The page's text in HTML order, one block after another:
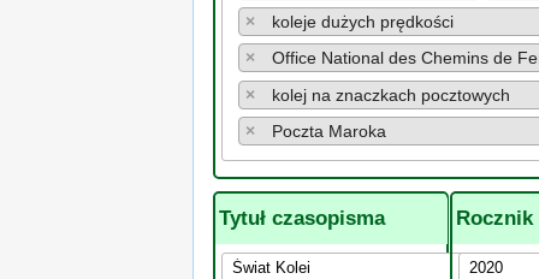
×
koleje dużych prędkości
×
Office National des Chemins de
×
kolej na znaczkach pocztowych
×
Poczta Maroka
Tytuł czasopisma Rocznik